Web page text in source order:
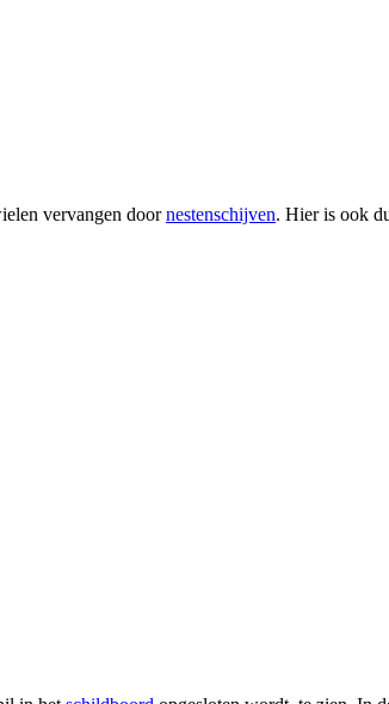
vervangen doornestenschijven. Hier is ook